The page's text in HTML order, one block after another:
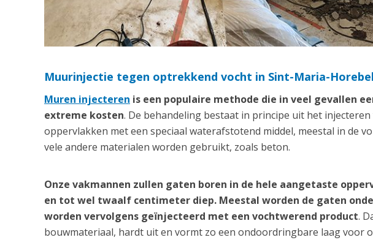
Muurinjectie tegen optrekkend vocht in Sint-Maria-
Muren injecteren is een populaire methode die in veel gevallen
extreme kosten. De behandeling bestaat in principe uit het
oppervlakken met een speciaal waterafstotend middel, meestal in de
vele andere materialen worden gebruikt, zoals beton.
Onze vakmannen zullen gaten boren in de hele aangetaste
en tot wel twaalf centimeter diep. Meestal worden de gaten
worden vervolgens geïnjecteerd met een vochtwerend product.
bouwmateriaal, hardt uit en vormt zo een ondoordringbare laag voor